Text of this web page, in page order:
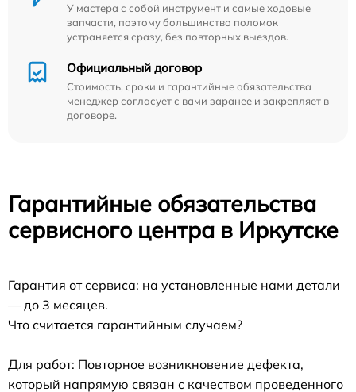
У мастера с собой инструмент и самые ходовые
запчасти, поэтому большинство поломок
устраняется сразу, без повторных выездов.
Официальный договор
Стоимость, сроки и гарантийные обязательства
менеджер согласует с вами заранее и закрепляет в
договоре.
Гарантийные обязательства
сервисного центра в Иркутске
Гарантия от сервиса: на установленные нами детали
— до 3 месяцев.
Что считается гарантийным случаем?
Для работ: Повторное возникновение дефекта,
который напрямую связан с качеством проведенного